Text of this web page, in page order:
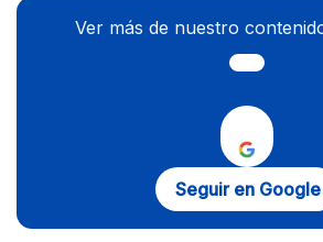
Ver más de nuestro
Seguir en Google